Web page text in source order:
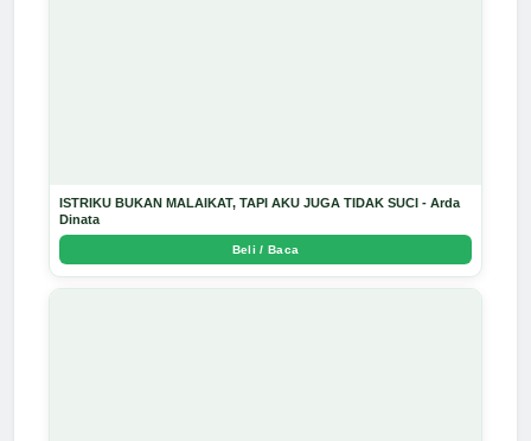
ISTRIKU BUKAN MALAIKAT, TAPI AKU JUGA TIDAK SUCI - Arda
Dinata
Beli / Baca